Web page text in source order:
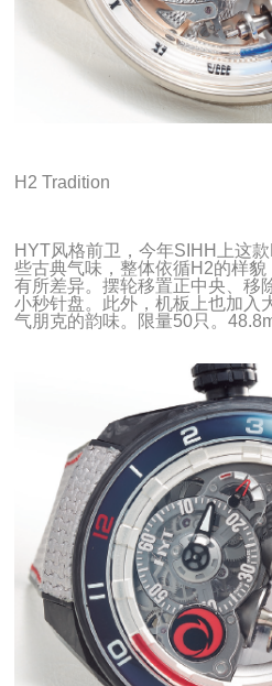
H2 Tradition
HYT风格前卫，今年SIHH上这
些古典气味，整体依循H2的样
有所差异。摆轮移置正中央、移
小秒针盘。此外，机板上也加入
气朋克的韵味。限量50只。